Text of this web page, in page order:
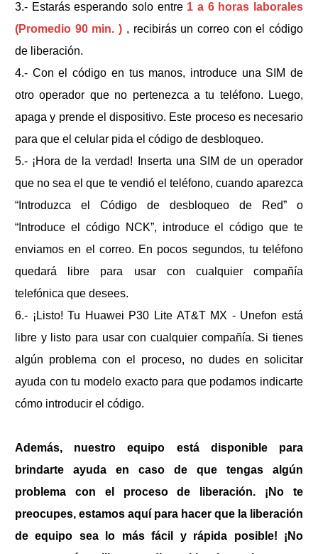
3.- Estarás esperando solo entre 1 a 6 horas laborales
(Promedio 90 min. ) , recibirás un correo con el código
de liberación.
4.- Con el código en tus manos, introduce una SIM de
otro operador que no pertenezca a tu teléfono. Luego,
apaga y prende el dispositivo. Este proceso es necesario
para que el celular pida el código de desbloqueo.
5.- ¡Hora de la verdad! Inserta una SIM de un operador
que no sea el que te vendió el teléfono, cuando aparezca
“Introduzca el Código de desbloqueo de Red” o
“Introduce el código NCK”, introduce el código que te
enviamos en el correo. En pocos segundos, tu teléfono
quedará libre para usar con cualquier compañía
telefónica que desees.
6.- ¡Listo! Tu Huawei P30 Lite AT&T MX - Unefon está
libre y listo para usar con cualquier compañía. Si tienes
algún problema con el proceso, no dudes en solicitar
ayuda con tu modelo exacto para que podamos indicarte
cómo introducir el código.
Además, nuestro equipo está disponible para
brindarte ayuda en caso de que tengas algún
problema con el proceso de liberación. ¡No te
preocupes, estamos aquí para hacer que la liberación
de equipo sea lo más fácil y rápida posible! ¡No